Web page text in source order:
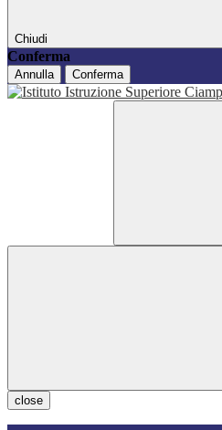
Chiudi
Conferma
Annulla Conferma
close